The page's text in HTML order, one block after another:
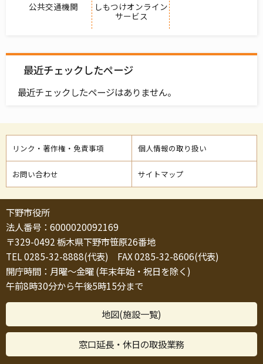
公共交通機関
しもつけオンライン
サービス
最近チェックしたページ
最近チェックしたページはありません。
リンク・著作権・免責事項 個人情報の取り扱い
お問い合わせ サイトマップ
下野市役所
法人番号：6000020092169
〒329-0492 栃木県下野市笹原26番地
TEL 0285-32-8888(代表) FAX 0285-32-8606(代表)
開庁時間：月曜～金曜 (年末年始・祝日を除く)
午前8時30分から午後5時15分まで
地図(施設一覧)
窓口延長・休日の取扱業務